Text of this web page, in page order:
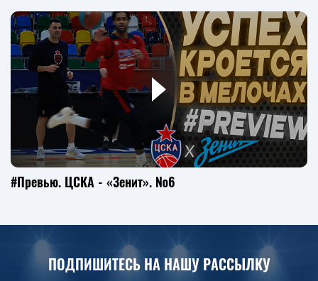
#Превью. ЦСКА - «Зенит». №6
ПОДПИШИТЕСЬ НА НАШУ РАССЫЛКУ